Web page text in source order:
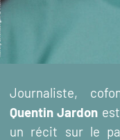
Journaliste,
Quentin Jardon
un récit sur le